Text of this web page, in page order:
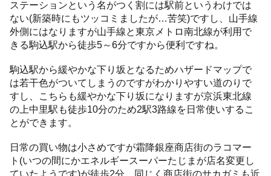
ステーションという名がつく割には駅前というわけでは
ない(新築時にもツッコミましたが…苦笑)ですし、山手線
外側にはなりますが山手線と東京メトロ南北線が利用で
きる駒込駅から徒歩5～6分ですから便利ですね。
駒込駅から緩やかな下り坂となるためハザードマップで
は若干色がついてしまうのですがわかりやすい道のりで
すし、こちらも緩やかな下り坂になりますが京浜東北線
の上中里駅も徒歩10分のため2駅3路線を日常使いするこ
とができます。
日常の買い物は小さめですが霜降銀座商店街のラコマー
ト(いつの間にかエネルギースーパーたじまが店名変更し
ていたようです)が徒歩2分、同じく商店街のサカガミも近